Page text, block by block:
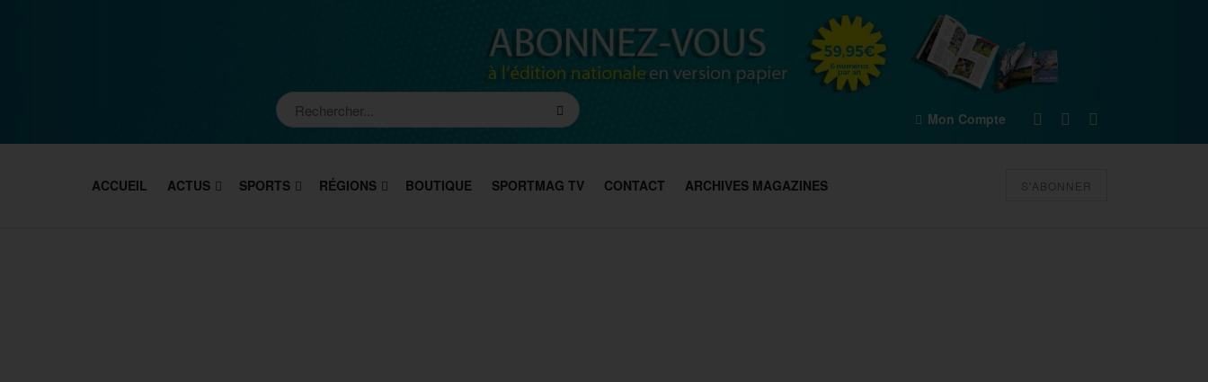
Mon Compte
ACCUEIL ACTUS SPORTS RÉGIONS BOUTIQUE SPORTMAG TV CONTACT ARCHIVES MAGAZINES S'ABONNER